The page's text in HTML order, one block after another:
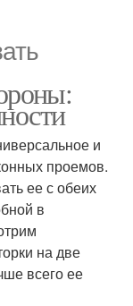
и
проемов.
ее с обеих
в
на две
всего ее